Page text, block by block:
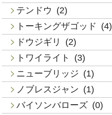
テンドウ (2)
トーキングザゴッド (4)
ドウジギリ
(2)
トワイライト
(3)
ニューブリッジ (1)
ノブレスジャン (1)
バイソンバローズ (0)